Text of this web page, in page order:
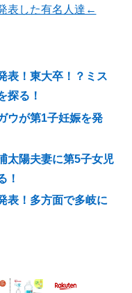
表した有名人達←
表！東大卒！？ミス
探る！
ウが第1子妊娠を発
太陽夫妻に第5子女児
！
表！多方面で多岐に